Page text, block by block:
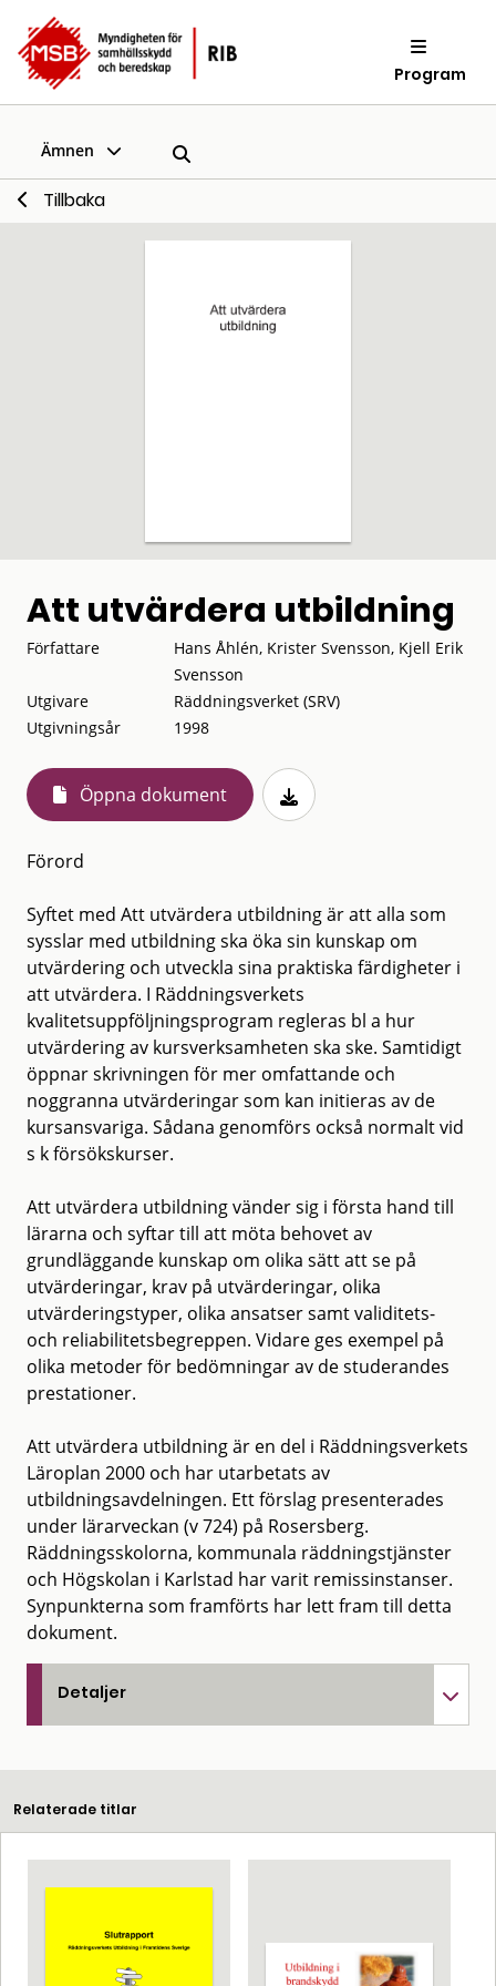
Program
Ämnen
Tillbaka
Att utvärdera utbildning
Författare
Hans Åhlén, Krister Svensson, Kjell Erik
Svensson
Utgivare
Räddningsverket (SRV)
Utgivningsår
1998
Öppna dokument
Förord
Syftet med Att utvärdera utbildning är att alla som
sysslar med utbildning ska öka sin kunskap om
utvärdering och utveckla sina praktiska färdigheter i
att utvärdera. I Räddningsverkets
kvalitetsuppföljningsprogram regleras bl a hur
utvärdering av kursverksamheten ska ske. Samtidigt
öppnar skrivningen för mer omfattande och
noggranna utvärderingar som kan initieras av de
kursansvariga. Sådana genomförs också normalt vid
s k försökskurser.
Att utvärdera utbildning vänder sig i första hand till
lärarna och syftar till att möta behovet av
grundläggande kunskap om olika sätt att se på
utvärderingar, krav på utvärderingar, olika
utvärderingstyper, olika ansatser samt validitets-
och reliabilitetsbegreppen. Vidare ges exempel på
olika metoder för bedömningar av de studerandes
prestationer.
Att utvärdera utbildning är en del i Räddningsverkets
Läroplan 2000 och har utarbetats av
utbildningsavdelningen. Ett förslag presenterades
under lärarveckan (v 724) på Rosersberg.
Räddningsskolorna, kommunala räddningstjänster
och Högskolan i Karlstad har varit remissinstanser.
Synpunkterna som framförts har lett fram till detta
dokument.
Detaljer
Relaterade titlar